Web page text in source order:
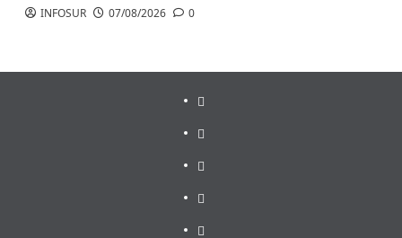
INFOSUR 07/08/2026 0